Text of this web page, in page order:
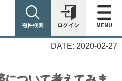
物件検索 ログイン MENU
DATE: 2020-02-27